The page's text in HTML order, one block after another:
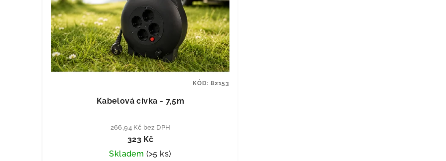
Kabelová cívka - 7,5m
266,94 Kč bez DPH
323 Kč
Skladem (>5 ks)
KÓD: 82153